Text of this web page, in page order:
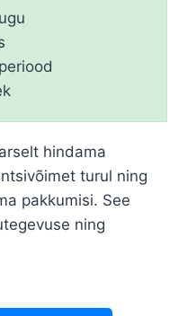
hindama
turul ning
pakkumisi. See
ning